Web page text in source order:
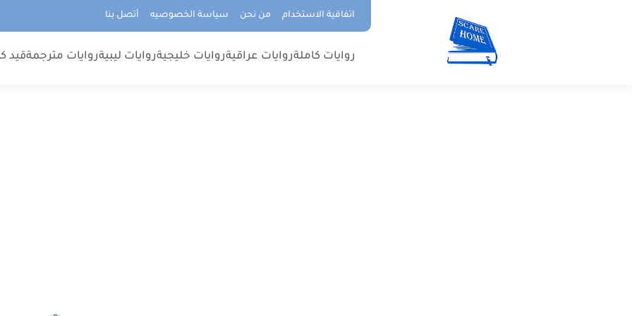
اتفاقية الاستخدام من نحن سياسة الخصوصيه أتصل بنا
روايات كاملةروايات عراقيةروايات خليجيةروايات ليبيةروايات مترجمةقيد